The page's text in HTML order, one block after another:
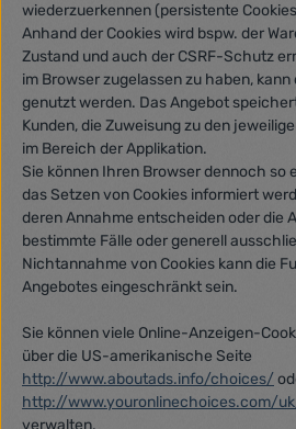
wiederzuerkennen (persistente
Anhand der Cookies wird bspw. der
Zustand und auch der CSRF-Schutz
im Browser zugelassen zu haben,
genutzt werden. Das Angebot
Kunden, die Zuweisung zu den
im Bereich der Applikation.
Sie können Ihren Browser dennoch so
das Setzen von Cookies informiert
deren Annahme entscheiden oder die
bestimmte Fälle oder generell
Nichtannahme von Cookies kann die
Angebotes eingeschränkt sein.
Sie können viele Online-Anzeigen-
über die US-amerikanische Seite
http://www.aboutads.info/choices/
http://www.youronlinechoices.com/
verwalten.